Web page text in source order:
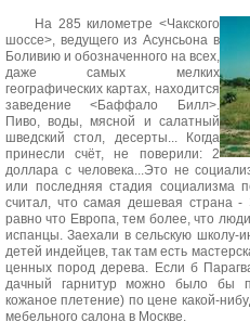
На 285 километре <Чакского
шоссе>, ведущего из Асунсьона в
Боливию и обозначенного на всех,
даже самых мелких
географических картах, находится
заведение <Баффало Билл>.
Пиво, воды, мясной и салатный
шведский стол, десерты... Когда
принесли счёт, не поверили: 2
доллара с человека...Это не
или последняя стадия социализма
считал, что самая дешевая страна
равно что Европа, тем более, что
испанцы. Заехали в сельскую школу-
детей индейцев, так там есть
ценных пород дерева. Если б
дачный гарнитур можно было бы
кожаное плетение) по цене какой-
мебельного салона в Москве.